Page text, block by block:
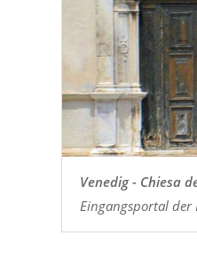
Venedig - Chiesa
Eingangsportal der